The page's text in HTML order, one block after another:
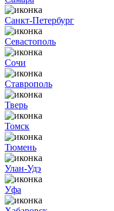
Санкт-Петербург
Севастополь
Сочи
Ставрополь
Тверь
Томск
Тюмень
Улан-Удэ
Уфа